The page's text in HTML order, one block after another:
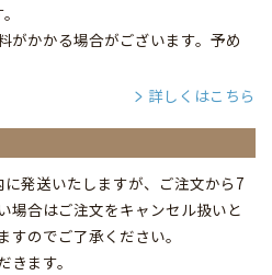
かかる場合がございます。予め
詳しくはこちら
発送いたしますが、ご注文から7
場合はご注文をキャンセル扱いと
すのでご了承ください。
ます。